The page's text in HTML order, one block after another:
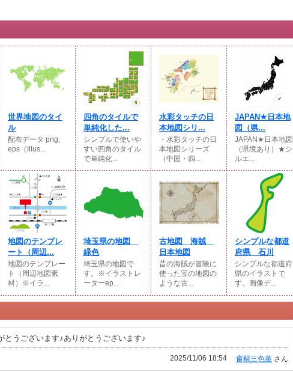
世界地図のタイ
ル
配布データ png,
eps（Illus...
四角のタイルで
単純化した...
シンプルで使いや
すい四角のタイル
で単純化...
水彩タッチの日
本地図シリ...
・水彩タッチの日
本地図シリーズ
（中国・四...
JAPAN★日本地
図（県...
JAPAN★日本地図
（県境あり）★シ
ルエ...
地図のテンプレ
ート（周辺...
地図のテンプレー
ト（周辺地図素
材）※イラ...
埼玉県の地図
緑色
埼玉県の地図で
す。※イラストレ
ーターep...
古地図 海賊
日本地図
昔の海賊が冒険に
使った宝の地図の
ような古...
シンプルな都道
府県 石川
シンプルな都道府
県のイラストで
す。画像デ...
とうございます♪ありがとうございます♪
窗棂三色堇 さん
2025/11/06 18:54